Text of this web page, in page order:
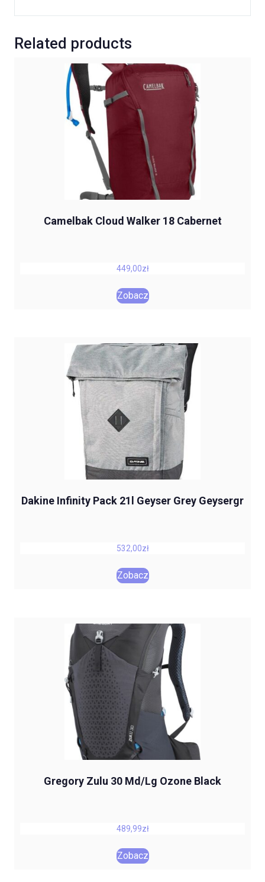
Related products
Camelbak Cloud Walker 18 Cabernet
449,00zł
Zobacz
Dakine Infinity Pack 21l Geyser Grey Geysergr
532,00zł
Zobacz
Gregory Zulu 30 Md/Lg Ozone Black
489,99zł
Zobacz